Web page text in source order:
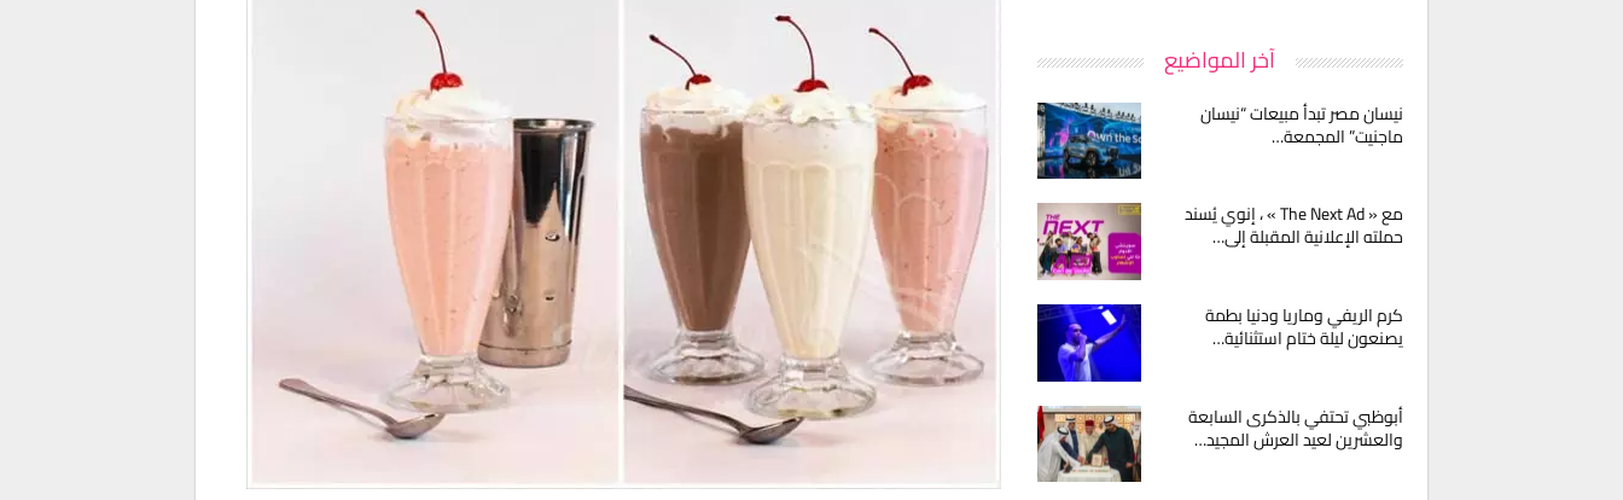
آخر المواضيع
نيسان مصر تبدأ مبيعات “نيسان
ماجنيت” المجمعة…
مع « The Next Ad » ، إنوي يُسند
حملته الإعلانية المقبلة إلى…
كرم الريفي وماريا ودنيا بطمة
يصنعون ليلة ختام استثنائية…
أبوظبي تحتفي بالذكرى السابعة
والعشرين لعيد العرش المجيد…